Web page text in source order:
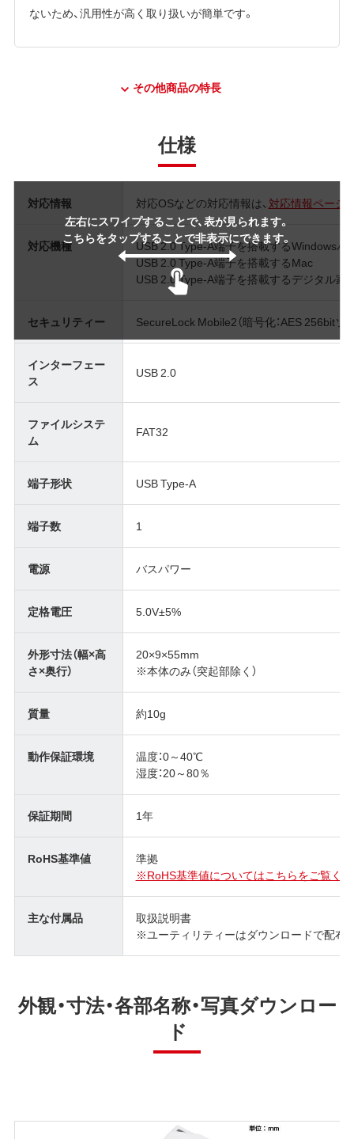
ないため、汎用性が高く取り扱いが簡単です。
その他商品の特長
仕様
左右にスワイプすることで、表が見られます。
こちらをタップすることで非表示にできます。
対応情報 対応OSなどの対応情報は、 対応情報ページ
対応機種
USB 2.0 Type-A端子を搭載するWindowsパ
USB 2.0 Type-A端子を搭載するMac
USB 2.0 Type-A端子を搭載するデジタル
セキュリティー SecureLock Mobile2（暗号化：AES 256bitソ
インターフェー
ス
USB 2.0
ファイルシステ
ム
FAT32
端子形状 USB Type-A
端子数 1
電源 バスパワー
定格電圧 5.0V±5%
外形寸法（幅×高
さ×奥行）
20×9×55mm
※本体のみ（突起部除く）
質量 約10g
動作保証環境
温度：0～40℃
湿度：20～80％
保証期間 1年
RoHS基準値
準拠
※RoHS基準値についてはこちらをご覧くだ
主な付属品
取扱説明書
※ユーティリティーはダウンロードで配布
外観・寸法・各部名称・写真ダウンロー
ド